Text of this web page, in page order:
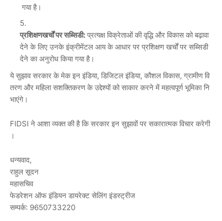
गया है।
प्रशिक्षणखर्चों परसब्सिडी: प्रत्यक्ष विक्रेताओं की वृद्धि और विकास को बढ़ावा
देने के लिए उनके इंक्रीमेंटल आय के आधार पर प्रशिक्षण खर्चों पर सब्सिडी
देने का अनुरोध किया गया है।
ये सुझाव सरकार के मेक इन इंडिया, डिजिटल इंडिया, कौशल विकास, ग्रामीण वि
तरण और महिला सशक्तिकरण के उद्देश्यों को साकार करने में महत्वपूर्ण भूमिका नि
भाएंगे।
FIDSI ने आशा व्यक्त की है कि सरकार इन सुझावों पर सकारात्मक विचार करेगी
।
धन्यवाद,
राहुल सूदन
महासचिव
फेडरेशन ऑफ इंडियन डायरेक्ट सेलिंग इंडस्ट्रीज
सम्पर्क: 9650733220